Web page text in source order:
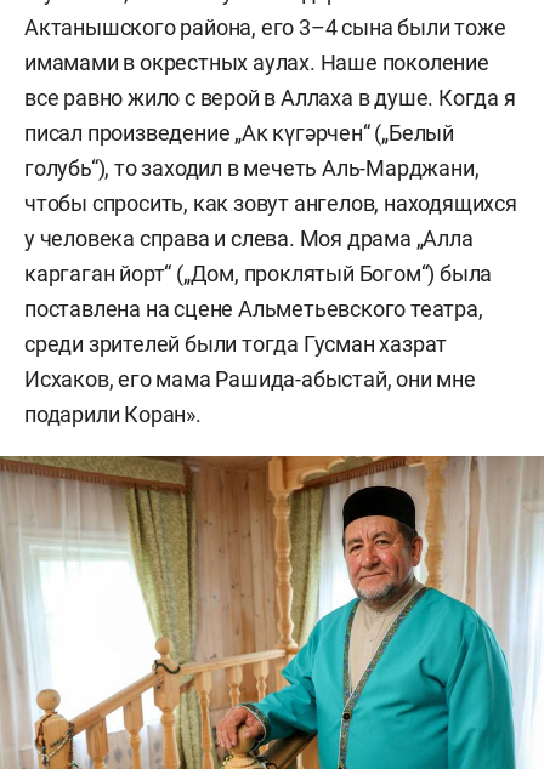
Тинчурина.
1992–1993 — заместитель главного редактора
журнала «Салават Күпере».
1993–1998 — заместитель председателя союза
писателей Татарстана.
1993–2006 — директор литературного фонда
Татарстана.
2006–2010 — ответственный секретарь
альметьевского отделения союза писателей.
Татарстана.
Женат, двое детей.
Актанышского района, его 3–4 сына были тоже
имамами в окрестных аулах. Наше поколение
все равно жило с верой в Аллаха в душе. Когда я
писал произведение „Ак күгәрчен“ („Белый
голубь“), то заходил в мечеть Аль-Марджани,
чтобы спросить, как зовут ангелов, находящихся
у человека справа и слева. Моя драма „Алла
каргаган йорт“ („Дом, проклятый Богом“) была
поставлена на сцене Альметьевского театра,
среди зрителей были тогда Гусман хазрат
Исхаков, его мама Рашида-абыстай, они мне
подарили Коран».